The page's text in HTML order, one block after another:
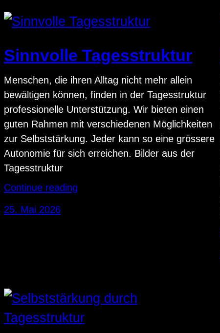
Sinnvolle Tagesstruktur
Menschen, die ihren Alltag nicht mehr allein
bewältigen können, finden in der Tagesstruktur
professionelle Unterstützung. Wir bieten einen
guten Rahmen mit verschiedenen Möglichkeiten
zur Selbststärkung. Jeder kann so eine grössere
Autonomie für sich erreichen. Bilder aus der
Tagesstruktur
Continue reading
25. Mai 2026